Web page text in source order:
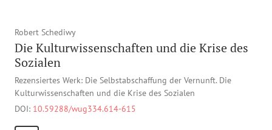
Robert Schediwy
Die Kulturwissenschaften und die Krise des
Sozialen
Rezensiertes Werk: Die Selbstabschaffung der Vernunft. Die
Kulturwissenschaften und die Krise des Sozialen
DOI: 10.59288/wug334.614-615